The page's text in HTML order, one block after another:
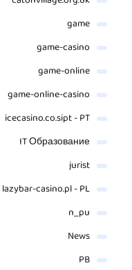
game
game-casino
game-online
game-online-casino
icecasino.co.sipt - PT
IT Образование
jurist
lazybar-casino.pl - PL
n_pu
News
PB